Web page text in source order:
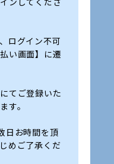
ンしてくださ
ログイン不可
い画面】に遷
てご登録いた
す。
日お時間を頂
めご了承くだ